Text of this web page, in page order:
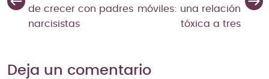
de crecer con padres
narcisistas
móviles: una relación
tóxica a tres
Deja un comentario